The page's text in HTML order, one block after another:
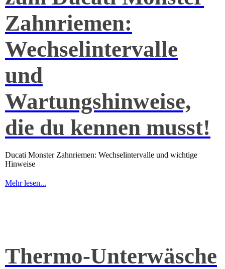
Zahnriemen:
Wechselintervalle
und
Wartungshinweise,
die du kennen musst!
Ducati Monster Zahnriemen: Wechselintervalle und wichtige
Hinweise
Mehr lesen...
Thermo-Unterwäsche